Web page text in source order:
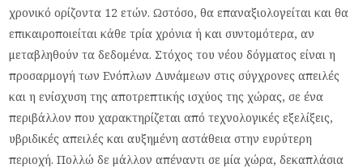
χρονικό ορίζοντα 12 ετών. Ωστόσο, θα επαναξιολογείται και θα
επικαιροποιείται κάθε τρία χρόνια ή και συντομότερα, αν
μεταβληθούν τα δεδομένα. Στόχος του νέου δόγματος είναι η
προσαρμογή των Ενόπλων Δυνάμεων στις σύγχρονες απειλές
και η ενίσχυση της αποτρεπτικής ισχύος της χώρας, σε ένα
περιβάλλον που χαρακτηρίζεται από τεχνολογικές εξελίξεις,
υβριδικές απειλές και αυξημένη αστάθεια στην ευρύτερη
περιοχή. Πολλώ δε μάλλον απέναντι σε μία χώρα, δεκαπλάσια